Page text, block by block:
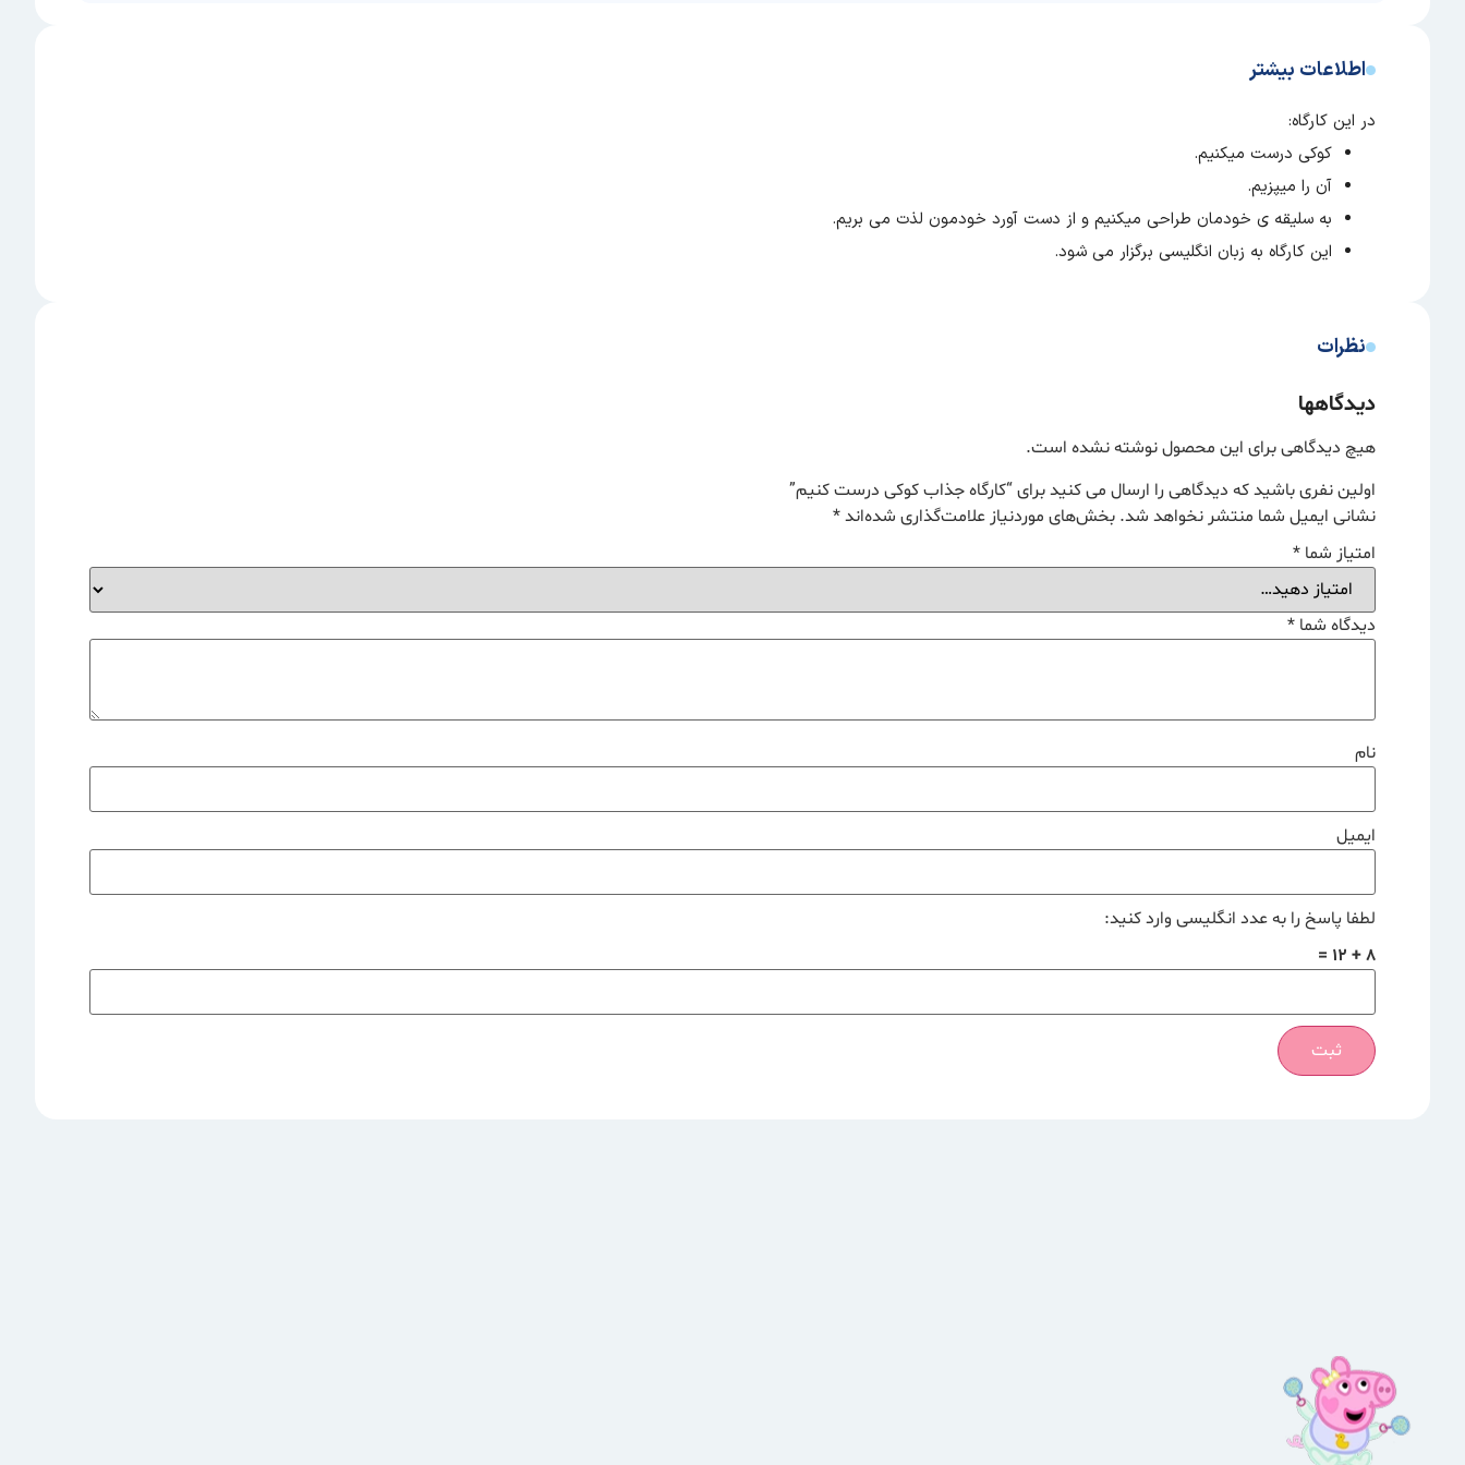
اطلاعات بیشتر
در این کارگاه:
کوکی درست میکنیم.
آن را میپزیم.
به سلیقه ی خودمان طراحی میکنیم و از دست آورد خودمون لذت می بریم.
این کارگاه به زبان انگلیسی برگزار می شود.
نظرات
دیدگاهها
هیچ دیدگاهی برای این محصول نوشته نشده است.
اولین نفری باشید که دیدگاهی را ارسال می کنید برای “کارگاه جذاب کوکی درست کنیم”
نشانی ایمیل شما منتشر نخواهد شد. بخش‌های موردنیاز علامت‌گذاری شده‌اند*
امتیاز شما *
دیدگاه شما *
نام
ایمیل
لطفا پاسخ را به عدد انگلیسی وارد کنید:
8 + 12 =